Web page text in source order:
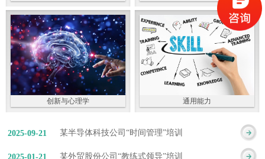
创新与心理学 通用能力
某半导体科技公司“时间管理”培训
2025-09-21
某外贸股份公司“教练式领导”培训
2025-01-21